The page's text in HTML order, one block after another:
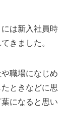
は新入社員時
きました。
職場になじめ
ときなどに思
になると思い